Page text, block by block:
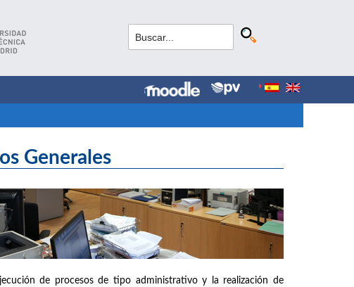
Generales
de procesos de tipo administrativo y la realización de